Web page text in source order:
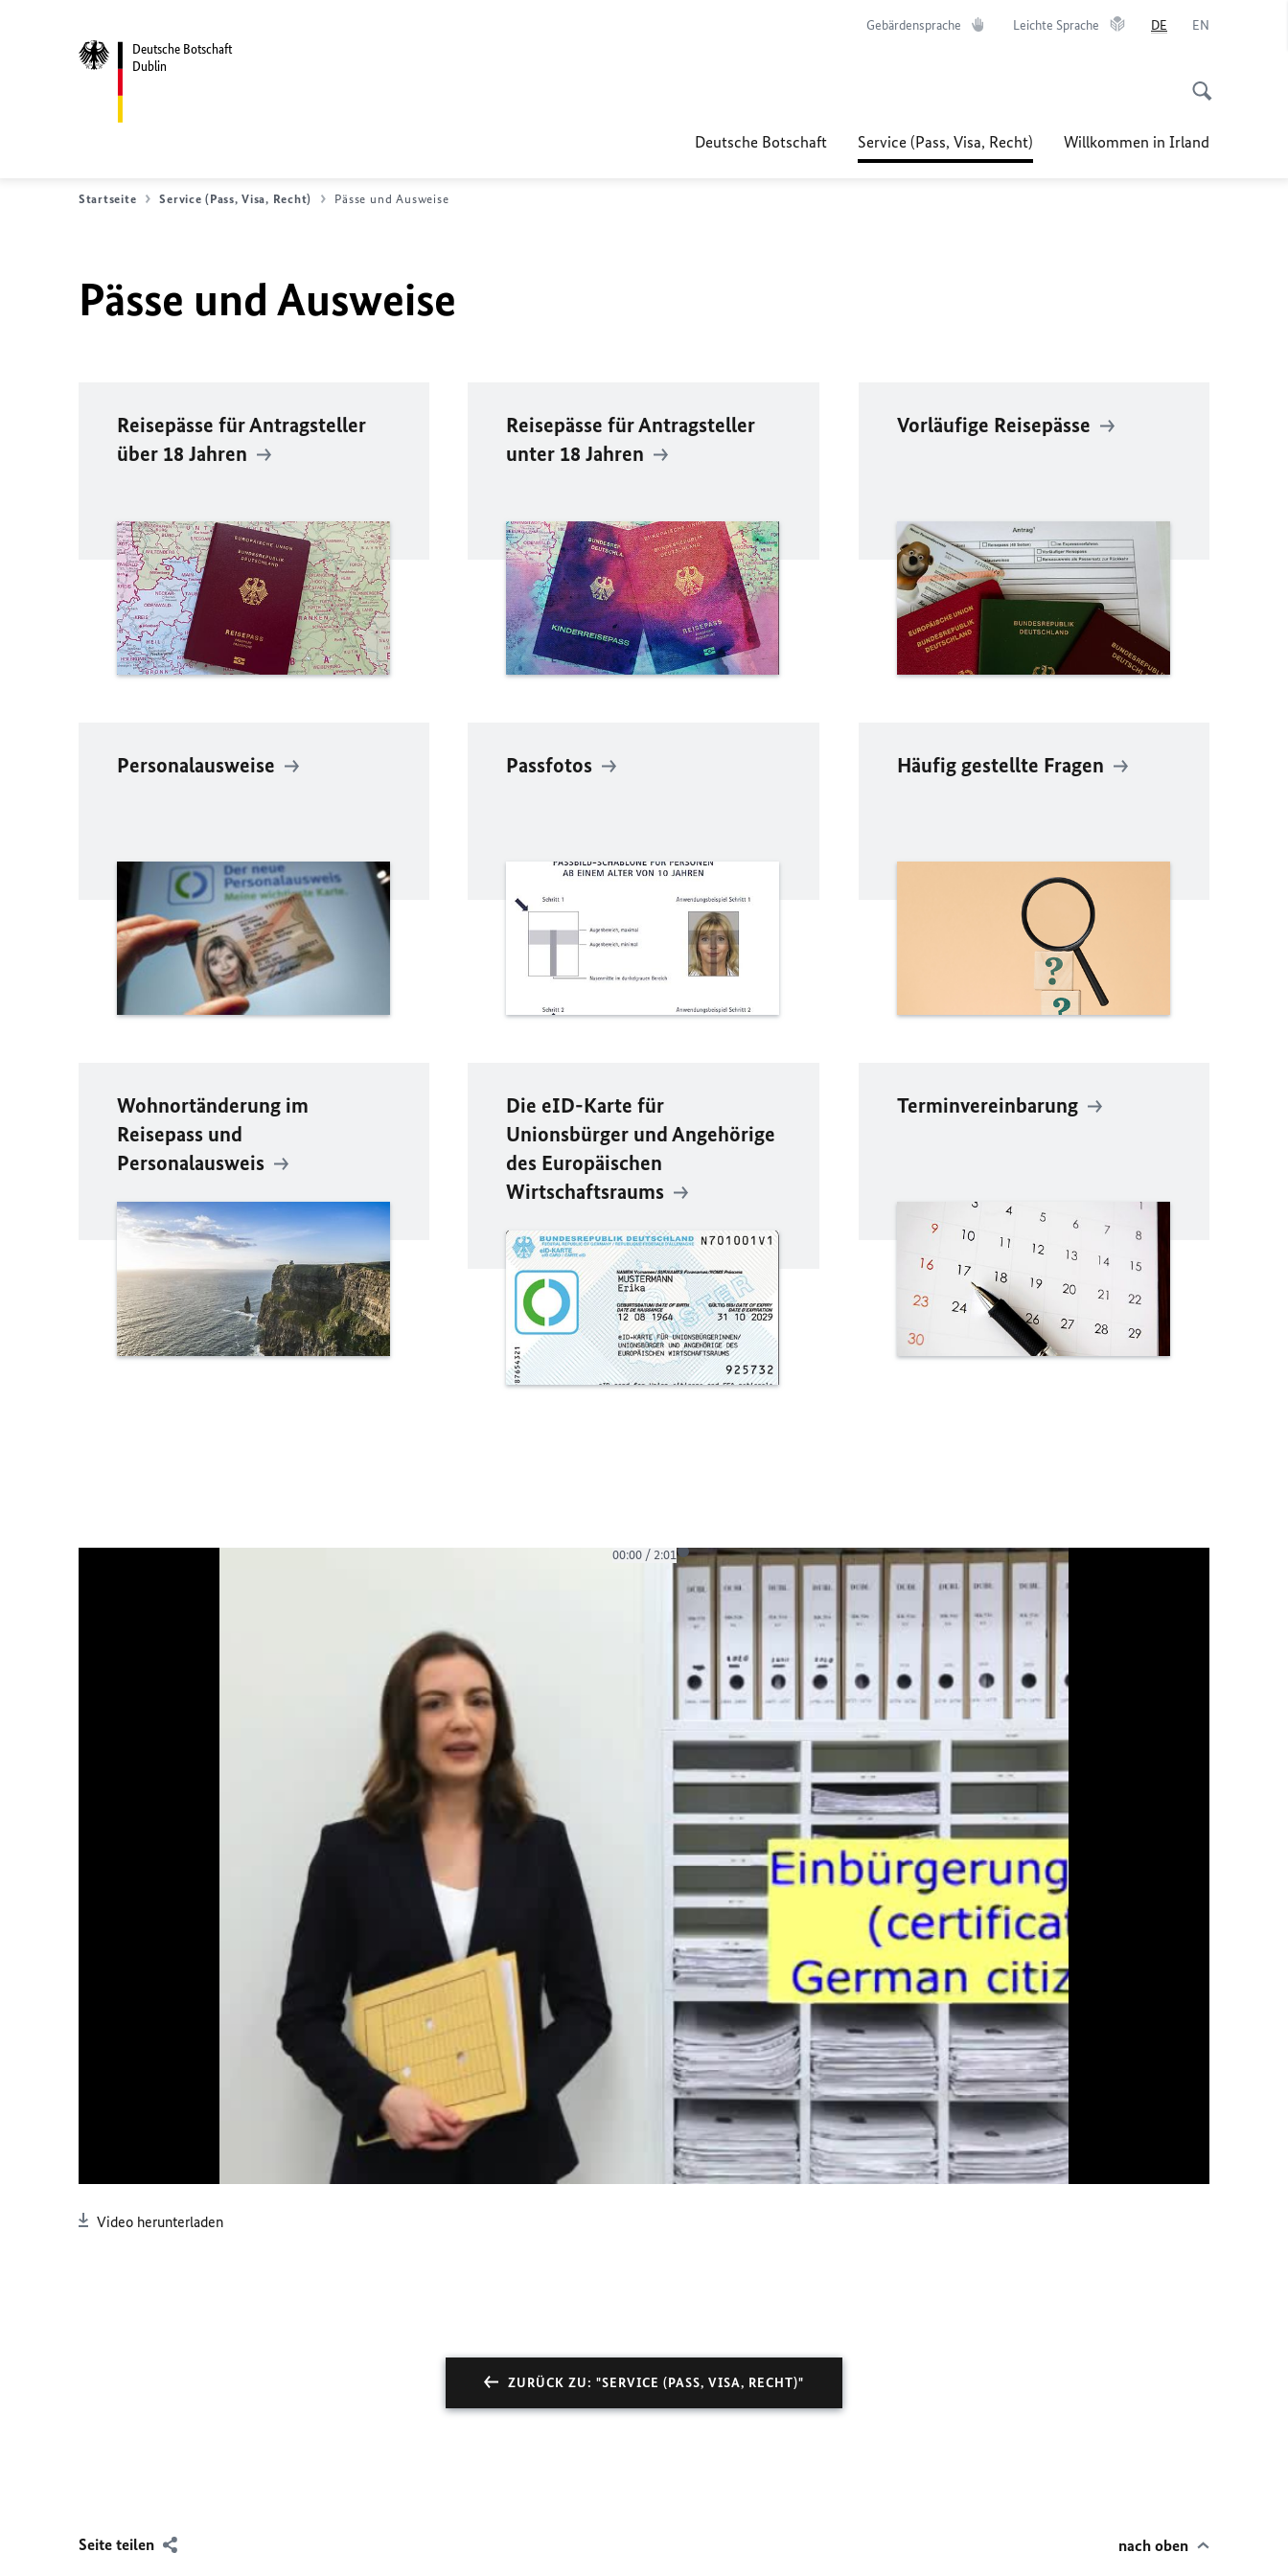
Deutsche Botschaft
Dublin
Gebärdensprache Leichte Sprache DE EN
Deutsche Botschaft Service (Pass, Visa, Recht) Willkommen in Irland
Startseite Service (Pass, Visa, Recht) Pässe und Ausweise
Pässe und Ausweise
Reisepässe für Antragsteller
über 18 Jahren
Reisepässe für Antragsteller
unter 18 Jahren
Vorläufige Reisepässe
Personalausweise Passfotos Häufig gestellte Fragen
Wohnortänderung im
Reisepass und
Personalausweis
Die eID-Karte für
Unionsbürger und Angehörige
des Europäischen
Wirtschaftsraums
Terminvereinbarung
Video herunterladen
ZURÜCK ZU: "SERVICE (PASS, VISA, RECHT)"
Seite teilen nach oben